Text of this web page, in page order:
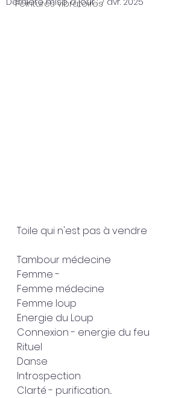
Peintures vibratoires
Toile qui n'est pas à vendre
Tambour médecine
Femme -
Femme médecine
Femme loup
Energie du Loup
Connexion - energie du feu
Rituel
Danse
Introspection
Clarté - purification...